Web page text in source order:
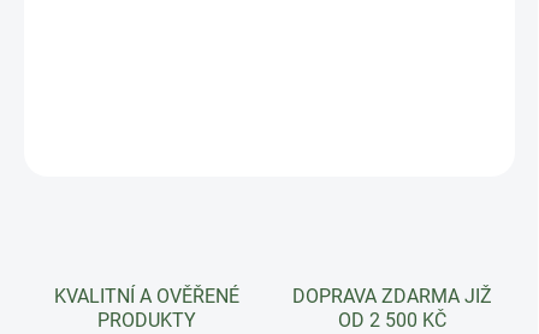
KVALITNÍ A OVĚŘENÉ
PRODUKTY
DOPRAVA ZDARMA JIŽ
OD 2 500 KČ